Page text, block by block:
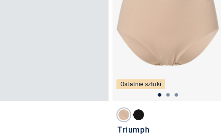
Ostatnie sztuki
Triumph